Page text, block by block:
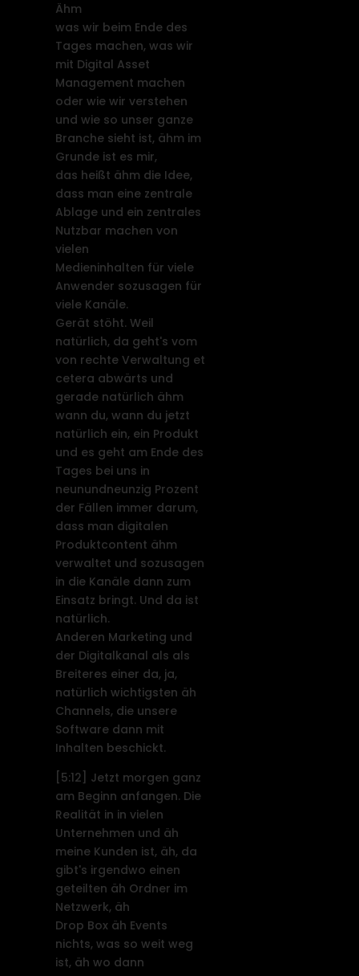
Ähm
was wir beim Ende des
Tages machen, was wir
mit Digital Asset
Management machen
oder wie wir verstehen
und wie so unser ganze
Branche sieht ist, ähm im
Grunde ist es mir,
das heißt ähm die Idee,
dass man eine zentrale
Ablage und ein zentrales
Nutzbar machen von
vielen
Medieninhalten für viele
Anwender sozusagen für
viele Kanäle.
Gerät stöht. Weil
natürlich, da geht's vom
von rechte Verwaltung et
cetera abwärts und
gerade natürlich ähm
wann du, wann du jetzt
natürlich ein, ein Produkt
und es geht am Ende des
Tages bei uns in
neunundneunzig Prozent
der Fällen immer darum,
dass man digitalen
Produktcontent ähm
verwaltet und sozusagen
in die Kanäle dann zum
Einsatz bringt. Und da ist
natürlich.
Anderen Marketing und
der Digitalkanal als als
Breiteres einer da, ja,
natürlich wichtigsten äh
Channels, die unsere
Software dann mit
Inhalten beschickt.
[5:12]
Jetzt morgen ganz
am Beginn anfangen. Die
Realität in in vielen
Unternehmen und äh
meine Kunden ist, äh, da
gibt's irgendwo einen
geteilten äh Ordner im
Netzwerk, äh
Drop Box äh Events
nichts, was so weit weg
ist, äh wo dann